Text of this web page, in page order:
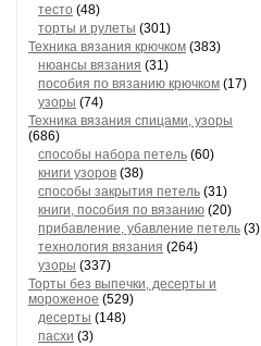
тесто (48)
торты и рулеты (301)
Техника вязания крючком (383)
нюансы вязания (31)
пособия по вязанию крючком (17)
узоры (74)
Техника вязания спицами, узоры
(686)
способы набора петель (60)
книги узоров (38)
способы закрытия петель (31)
книги, пособия по вязанию (20)
прибавление, убавление петель (3)
технология вязания (264)
узоры (337)
Торты без выпечки, десерты и
мороженое (529)
десерты (148)
пасхи (3)